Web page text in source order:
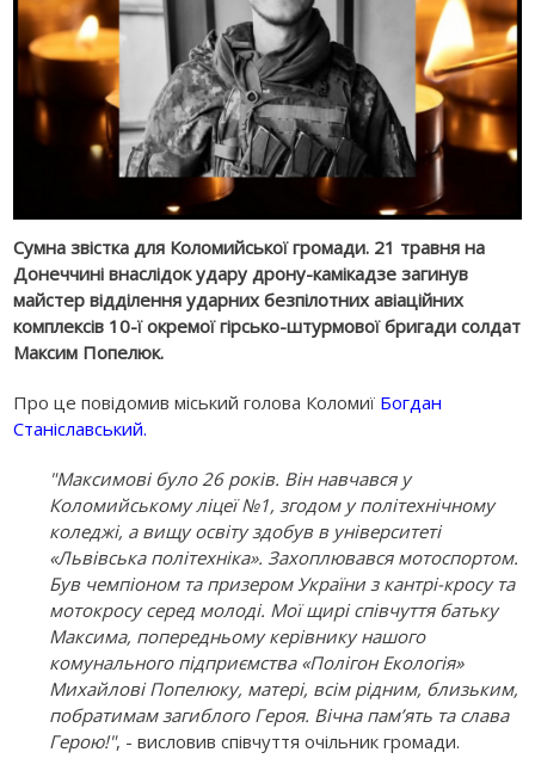
Сумна звістка для Коломийської громади. 21 травня на
Донеччині внаслідок удару дрону-камікадзе загинув
майстер відділення ударних безпілотних авіаційних
комплексів 10-ї окремої гірсько-штурмової бригади солдат
Максим Попелюк.
Про це повідомив міський голова Коломиї Богдан
Станіславський.
"Максимові було 26 років. Він навчався у
Коломийському ліцеї №1, згодом у політехнічному
коледжі, а вищу освіту здобув в університеті
«Львівська політехніка». Захоплювався мотоспортом.
Був чемпіоном та призером України з кантрі-кросу та
мотокросу серед молоді. Мої щирі співчуття батьку
Максима, попередньому керівнику нашого
комунального підприємства «Полігон Екологія»
Михайлові Попелюку, матері, всім рідним, близьким,
побратимам загиблого Героя. Вічна пам’ять та слава
Герою!", - висловив співчуття очільник громади.